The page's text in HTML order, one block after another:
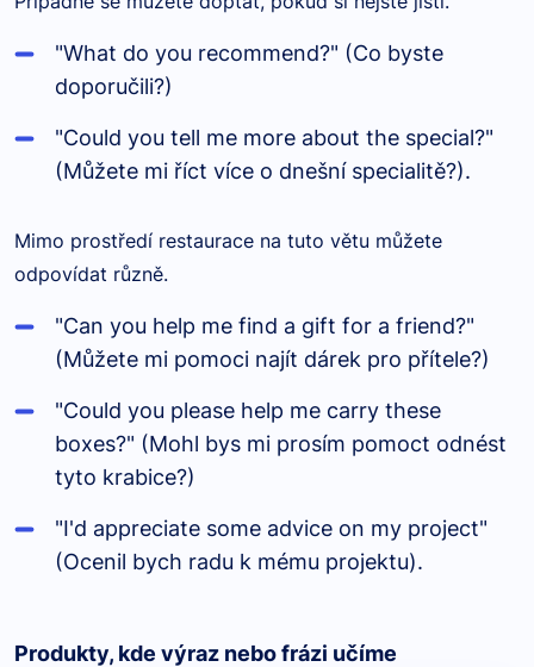
"What do you recommend?" (Co byste
doporučili?)
"Could you tell me more about the special?"
(Můžete mi říct více o dnešní specialitě?).
Mimo prostředí restaurace na tuto větu můžete
odpovídat různě.
"Can you help me find a gift for a friend?"
(Můžete mi pomoci najít dárek pro přítele?)
"Could you please help me carry these
boxes?" (Mohl bys mi prosím pomoct odnést
tyto krabice?)
"I'd appreciate some advice on my project"
(Ocenil bych radu k mému projektu).
Produkty, kde výraz nebo frázi učíme